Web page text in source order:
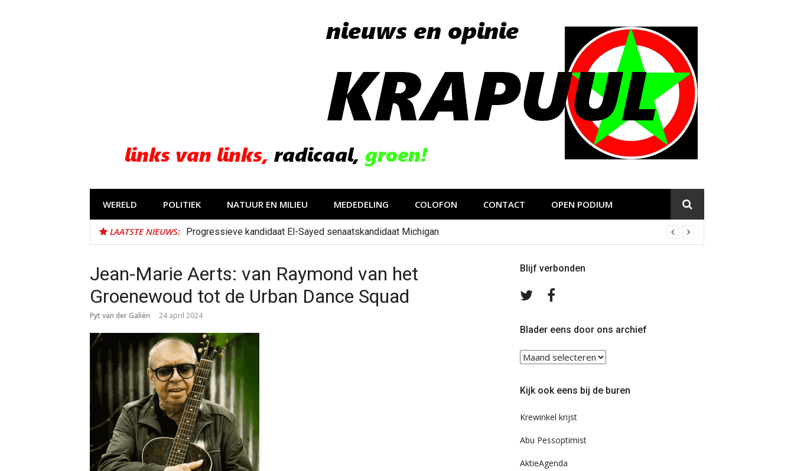
WERELD POLITIEK NATUUR EN MILIEU MEDEDELING COLOFON CONTACT OPEN PODIUM
LAATSTE NIEUWS: Progressieve kandidaat El-Sayed senaatskandidaat Michigan
Jean-Marie Aerts: van Raymond van het
Groenewoud tot de Urban Dance Squad
Pyt van der Galiën 24 april 2024
Blijf verbonden
Volg
TwitterFacebook
Blader eens door ons archief
Blader
eens
ons
Kijk ook eens bij de buren
Krewinkel krijst
Abu Pessoptimist
AktieAgenda